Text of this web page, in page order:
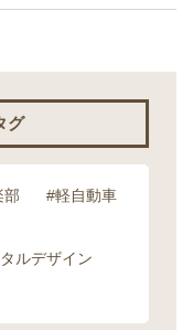
グ
部
#軽自動車
ルデザイン